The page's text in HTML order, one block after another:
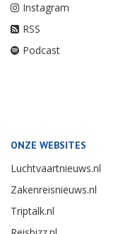
Instagram
RSS
Podcast
ONZE WEBSITES
Luchtvaartnieuws.nl
Zakenreisnieuws.nl
Triptalk.nl